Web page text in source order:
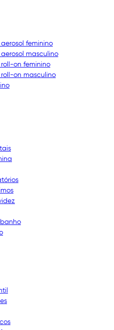
feminino
masculino
on feminino
on masculino